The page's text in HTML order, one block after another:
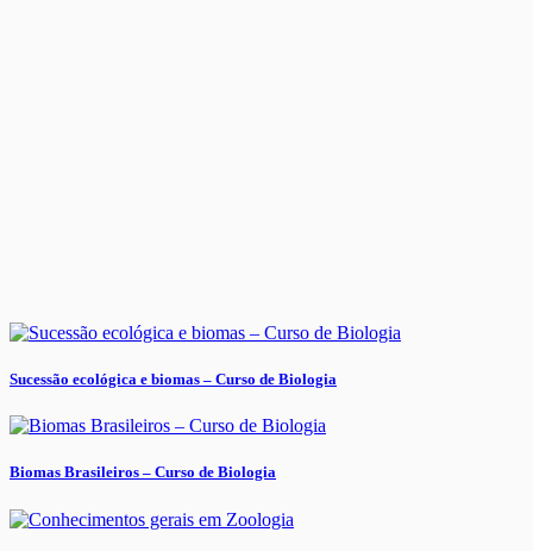
Sucessão ecológica e biomas – Curso de Biologia
Biomas Brasileiros – Curso de Biologia